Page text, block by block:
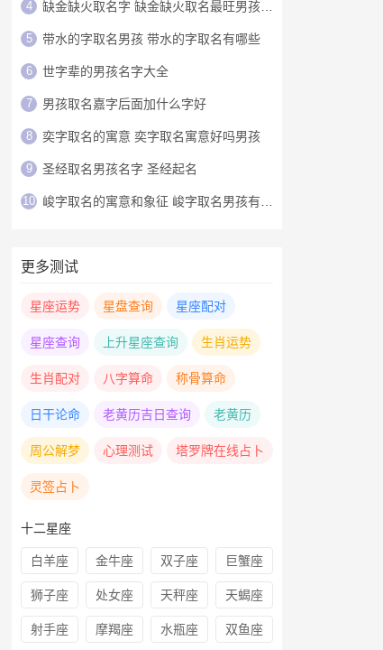
4 缺金缺火取名字 缺金缺火取名最旺男孩名字
5 带水的字取名男孩 带水的字取名有哪些
6 世字辈的男孩名字大全
7 男孩取名嘉字后面加什么字好
8 奕字取名的寓意 奕字取名寓意好吗男孩
9 圣经取名男孩名字 圣经起名
10 峻字取名的寓意和象征 峻字取名男孩有寓意
更多测试
星座运势 星盘查询 星座配对
星座查询 上升星座查询 生肖运势
生肖配对 八字算命 称骨算命
日干论命 老黄历吉日查询 老黄历
周公解梦 心理测试 塔罗牌在线占卜
灵签占卜
十二星座
白羊座 金牛座 双子座 巨蟹座
狮子座 处女座 天秤座 天蝎座
射手座 摩羯座 水瓶座 双鱼座